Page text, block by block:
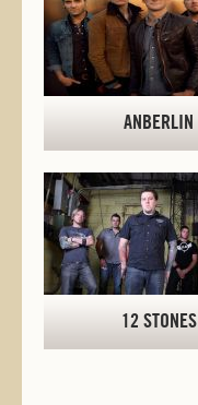
ANBERLIN
12 STONES